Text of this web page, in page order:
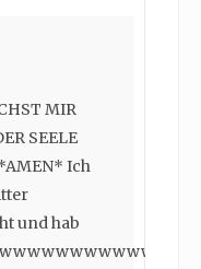
MIR
SEELE
Ich
und hab